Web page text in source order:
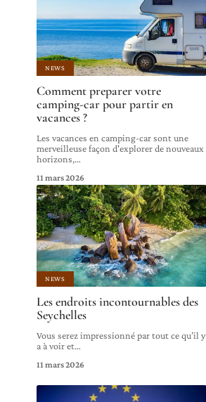
NEWS
Comment preparer votre
camping-car pour partir en
vacances ?
Les vacances en camping-car sont une
merveilleuse façon d'explorer de nouveaux
horizons,…
11 mars 2026
NEWS
Les endroits incontournables des
Seychelles
Vous serez impressionné par tout ce qu’il y
a à voir et…
11 mars 2026